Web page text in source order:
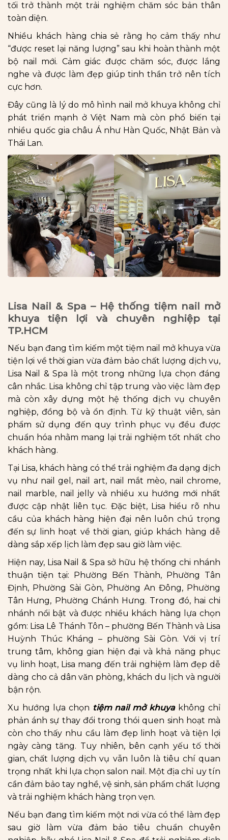
tối trở thành một trải nghiệm chăm sóc bản thân
toàn diện.
Nhiều khách hàng chia sẻ rằng họ cảm thấy như
“được reset lại năng lượng” sau khi hoàn thành một
bộ nail mới. Cảm giác được chăm sóc, được lắng
nghe và được làm đẹp giúp tinh thần trở nên tích
cực hơn.
Đây cũng là lý do mô hình nail mở khuya không chỉ
phát triển mạnh ở Việt Nam mà còn phổ biến tại
nhiều quốc gia châu Á như Hàn Quốc, Nhật Bản và
Thái Lan.
Lisa Nail & Spa – Hệ thống tiệm nail mở
khuya tiện lợi và chuyên nghiệp tại
TP.HCM
Nếu bạn đang tìm kiếm một tiệm nail mở khuya vừa
tiện lợi về thời gian vừa đảm bảo chất lượng dịch vụ,
Lisa Nail & Spa là một trong những lựa chọn đáng
cân nhắc. Lisa không chỉ tập trung vào việc làm đẹp
mà còn xây dựng một hệ thống dịch vụ chuyên
nghiệp, đồng bộ và ổn định. Từ kỹ thuật viên, sản
phẩm sử dụng đến quy trình phục vụ đều được
chuẩn hóa nhằm mang lại trải nghiệm tốt nhất cho
khách hàng.
Tại Lisa, khách hàng có thể trải nghiệm đa dạng dịch
vụ như nail gel, nail art, nail mắt mèo, nail chrome,
nail marble, nail jelly và nhiều xu hướng mới nhất
được cập nhật liên tục. Đặc biệt, Lisa hiểu rõ nhu
cầu của khách hàng hiện đại nên luôn chú trọng
đến sự linh hoạt về thời gian, giúp khách hàng dễ
dàng sắp xếp lịch làm đẹp sau giờ làm việc.
Hiện nay, Lisa Nail & Spa sở hữu hệ thống chi nhánh
thuận tiện tại: Phường Bến Thành, Phường Tân
Định, Phường Sài Gòn, Phường An Đông, Phường
Tân Hưng, Phường Chánh Hưng. Trong đó, hai chi
nhánh nổi bật và được nhiều khách hàng lựa chọn
gồm: Lisa Lê Thánh Tôn – phường Bến Thành và Lisa
Huỳnh Thúc Kháng – phường Sài Gòn. Với vị trí
trung tâm, không gian hiện đại và khả năng phục
vụ linh hoạt, Lisa mang đến trải nghiệm làm đẹp dễ
dàng cho cả dân văn phòng, khách du lịch và người
bận rộn.
Xu hướng lựa chọn tiệm nail mở khuyakhông chỉ
phản ánh sự thay đổi trong thói quen sinh hoạt mà
còn cho thấy nhu cầu làm đẹp linh hoạt và tiện lợi
ngày càng tăng. Tuy nhiên, bên cạnh yếu tố thời
gian, chất lượng dịch vụ vẫn luôn là tiêu chí quan
trọng nhất khi lựa chọn salon nail. Một địa chỉ uy tín
cần đảm bảo tay nghề, vệ sinh, sản phẩm chất lượng
và trải nghiệm khách hàng trọn vẹn.
Nếu bạn đang tìm kiếm một nơi vừa có thể làm đẹp
sau giờ làm vừa đảm bảo tiêu chuẩn chuyên